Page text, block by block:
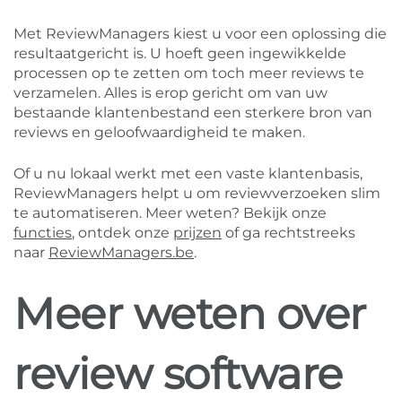
Met ReviewManagers kiest u voor een oplossing die
resultaatgericht is. U hoeft geen ingewikkelde
processen op te zetten om toch meer reviews te
verzamelen. Alles is erop gericht om van uw
bestaande klantenbestand een sterkere bron van
reviews en geloofwaardigheid te maken.
Of u nu lokaal werkt met een vaste klantenbasis,
ReviewManagers helpt u om reviewverzoeken slim
te automatiseren. Meer weten? Bekijk onze
functies, ontdek onze prijzen of ga rechtstreeks
naar ReviewManagers.be.
Meer weten over
review software